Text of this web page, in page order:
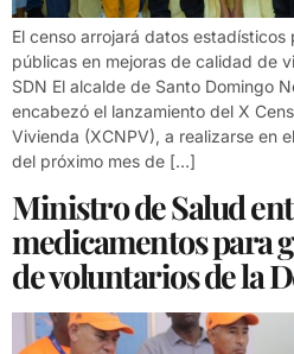
El censo arrojará datos
públicas en mejoras de calidad de
SDN El alcalde de Santo Domingo
encabezó el lanzamiento del X
Vivienda (XCNPV), a realizarse en
del próximo mes de […]
Ministro de Salud
medicamentos para
de voluntarios de la